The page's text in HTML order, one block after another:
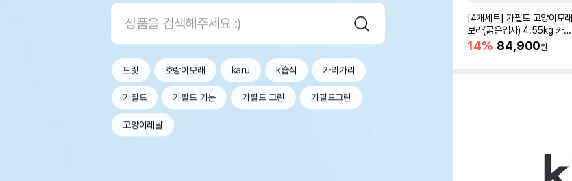
트릿 호랑이모래 karu k습식 가리가리
가칠드 가필드 가는 가필드 그린 가필드그린
고양이레날
[4개세트] 가필드 고양이모래
보라(굵은입자) 4.55kg 카사
바모래
14% 84,900원